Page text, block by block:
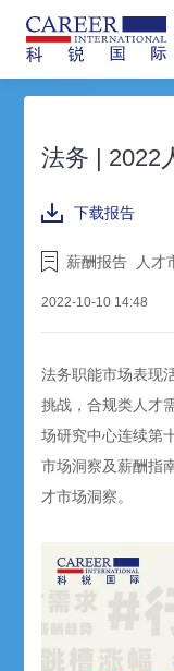
法务 | 2022
下载报告
薪酬报告 人才
2022-10-10 14:48
法务职能市场表现
挑战，合规类人才
场研究中心连续第
市场洞察及薪酬指
才市场洞察。